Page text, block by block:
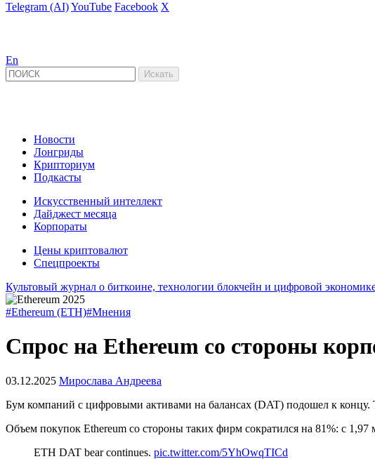
Telegram (AI)YouTube Facebook X
En
Новости
Лонгриды
Крипториум
Подкасты
Искусственный интеллект
Дайджест месяца
Корпораты
Цены криптовалют
Спецпроекты
Культовый журнал о биткоине, технологии блокчейн и цифровой
#Ethereum (ETH)#Мнения
Спрос на Ethereum со стороны
03.12.2025 Мирослава Андреева
Бум компаний с цифровыми активами на балансах (DAT) подошел к концу.
Объем покупок Ethereum со стороны таких фирм сократился на 81%: с
ETH DAT bear continues. pic.twitter.com/5YhOwqTICd